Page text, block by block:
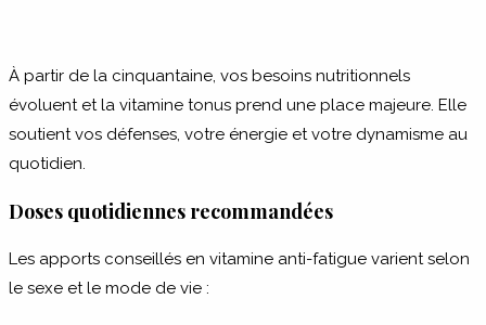
À partir de la cinquantaine, vos besoins nutritionnels
évoluent et la vitamine tonus prend une place majeure. Elle
soutient vos défenses, votre énergie et votre dynamisme au
quotidien.
Doses quotidiennes recommandées
Les apports conseillés en vitamine anti-fatigue varient selon
le sexe et le mode de vie :